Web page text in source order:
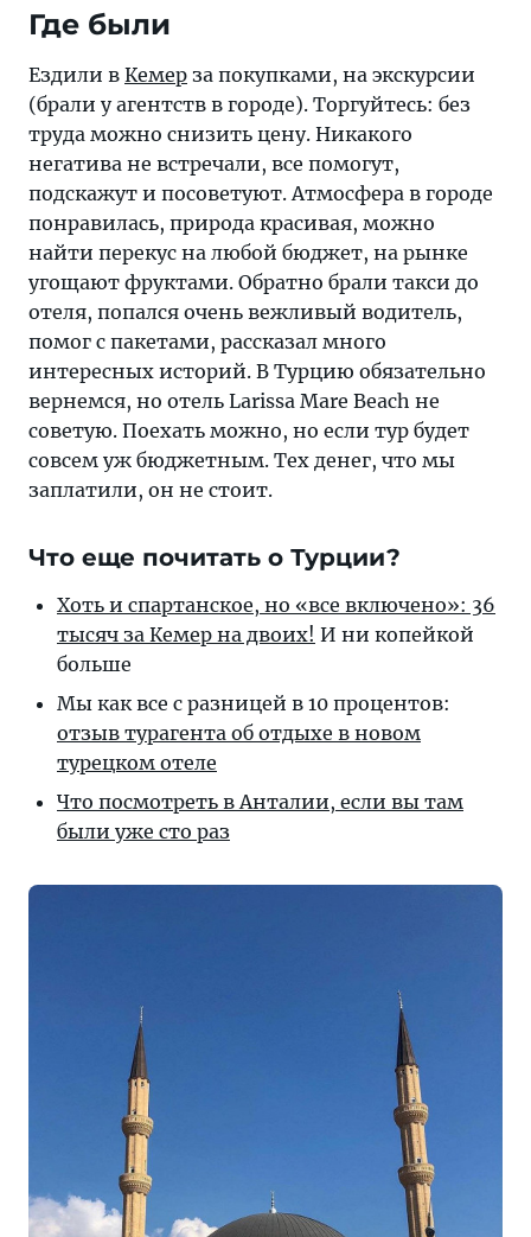
Где были
Ездили в Кемер за покупками, на экскурсии
(брали у агентств в городе). Торгуйтесь: без
труда можно снизить цену. Никакого
негатива не встречали, все помогут,
подскажут и посоветуют. Атмосфера в городе
понравилась, природа красивая, можно
найти перекус на любой бюджет, на рынке
угощают фруктами. Обратно брали такси до
отеля, попался очень вежливый водитель,
помог с пакетами, рассказал много
интересных историй. В Турцию обязательно
вернемся, но отель Larissa Mare Beach не
советую. Поехать можно, но если тур будет
совсем уж бюджетным. Тех денег, что мы
заплатили, он не стоит.
Что еще почитать о Турции?
Хоть и спартанское, но «все включено»: 36
тысяч за Кемер на двоих! И ни копейкой
больше
Мы как все с разницей в 10 процентов:
отзыв турагента об отдыхе в новом
турецком отеле
Что посмотреть в Анталии, если вы там
были уже сто раз